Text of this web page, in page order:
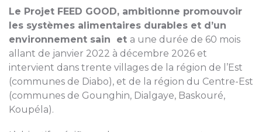
Le Projet FEED GOOD, ambitionne promouvoir
les systèmes alimentaires durables et d’un
environnement sain et a une durée de 60 mois
allant de janvier 2022 à décembre 2026 et
intervient dans trente villages de la région de l’Est
(communes de Diabo), et de la région du Centre-Est
(communes de Gounghin, Dialgaye, Baskouré,
Koupéla).